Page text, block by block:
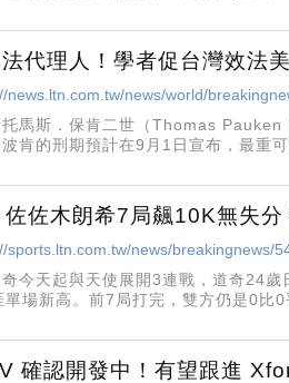
代理人！學者促台灣效法
news.ltn.com.tw/news/world/
馬斯．保肯二世（Thomas
肯的刑期預計在9月1日宣布，最重
佐木朗希7局飆10K無失分
sports.ltn.com.tw/news/breakingnews/
奇今天起與天使展開3連戰，道奇24
場新高。前7局打完，雙方仍是0比
確認開發中！有望跟進